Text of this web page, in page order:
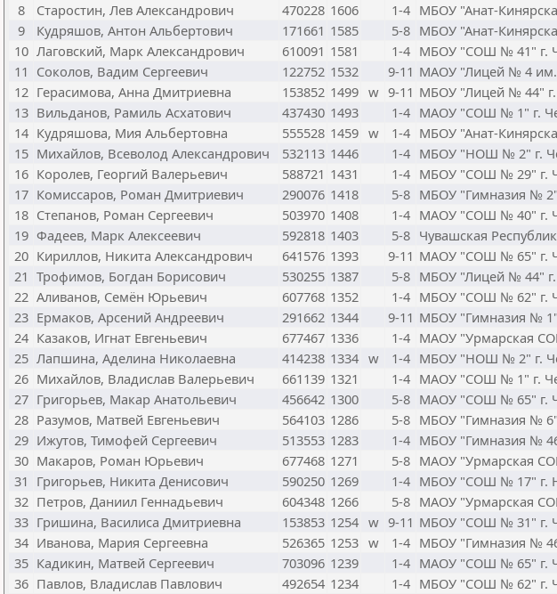
8
Старостин, Лев Александрович 470228 1606 1-4 МБОУ "Анат-
9
Кудряшов, Антон Альбертович 171661 1585 5-8 МБОУ "Анат-
10 Лаговский, Марк Александрович 610091 1581 1-4 МБОУ "СОШ № 41" г.
11 Соколов, Вадим Сергеевич 122752 1532 9-11 МАОУ "Лицей № 4
12 Герасимова, Анна Дмитриевна 153852 1499 w 9-11 МБОУ "Лицей № 44"
13 Вильданов, Рамиль Асхатович 437430 1493 1-4 МАОУ "СОШ № 1" г.
14 Кудряшова, Мия Альбертовна 555528 1459 w 1-4 МБОУ "Анат-
15 Михайлов, Всеволод Александрович 532113 1446 1-4 МБОУ "НОШ № 2" г.
16 Королев, Георгий Валерьевич 588721 1431 1-4 МБОУ "СОШ № 29" г.
17 Комиссаров, Роман Дмитриевич 290076 1418 5-8 МБОУ "Гимназия №
18 Степанов, Роман Сергеевич 503970 1408 1-4 МАОУ "СОШ № 40" г.
19 Фадеев, Марк Алексеевич 592818 1403 5-8 Чувашская
20 Кириллов, Никита Александрович 641576 1393 9-11 МАОУ "СОШ № 65" г.
21 Трофимов, Богдан Борисович 530255 1387 5-8 МБОУ "Лицей № 44"
22 Аливанов, Семён Юрьевич 607768 1352 1-4 МБОУ "СОШ № 62" г.
23 Ермаков, Арсений Андреевич 291662 1344 9-11 МБОУ "Гимназия №
24 Казаков, Игнат Евгеньевич 677467 1336 1-4 МАОУ "Урмарская
25 Лапшина, Аделина Николаевна 414238 1334 w 1-4 МБОУ "НОШ № 2" г.
26 Михайлов, Владислав Валерьевич 661139 1321 1-4 МАОУ "СОШ № 1" г.
27 Григорьев, Макар Анатольевич 456642 1300 5-8 МАОУ "СОШ № 65" г.
28 Разумов, Матвей Евгеньевич 564103 1286 5-8 МБОУ "Гимназия №
29 Ижутов, Тимофей Сергеевич 513553 1283 1-4 МБОУ "Гимназия №
30 Макаров, Роман Юрьевич 677468 1271 5-8 МАОУ "Урмарская
31 Григорьев, Никита Денисович 590250 1269 1-4 МБОУ "СОШ № 17" г.
32 Петров, Даниил Геннадьевич 604348 1266 5-8 МАОУ "Урмарская
33 Гришина, Василиса Дмитриевна 153853 1254 w 9-11 МБОУ "СОШ № 31" г.
34 Иванова, Мария Сергеевна 526365 1253 w 1-4 МБОУ "Гимназия №
35 Кадикин, Матвей Сергеевич 703096 1239 1-4 МАОУ "СОШ № 65" г.
36 Павлов, Владислав Павлович 492654 1234 1-4 МБОУ "СОШ № 62" г.